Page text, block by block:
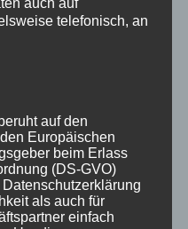
sich nicht immer im
Ansprüchen
Aufnahmen
er nicht
seiner Darts
bei nur 8
nun mal
gut man spielt. . Er
telefonisch, an
auf den
Europäischen
beim Erlass
(DS-GVO)
als auch für
einfach